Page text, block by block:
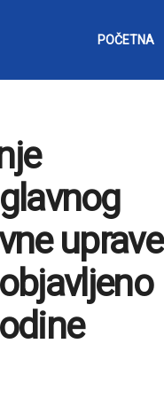
POČETNA
uprave